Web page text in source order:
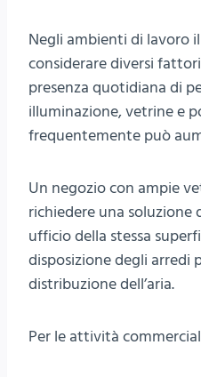
Negli ambienti di lavoro
considerare diversi
presenza quotidiana di
illuminazione, vetrine e
frequentemente può
Un negozio con ampie
richiedere una
ufficio della stessa
disposizione degli arredi
distribuzione dell’aria.
Per le attività